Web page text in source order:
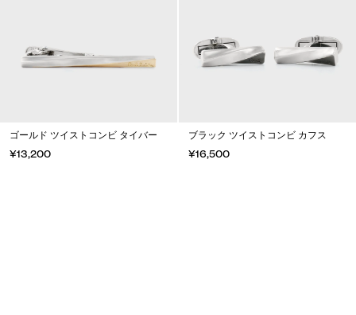
ゴールド ツイストコンビ タイバー
¥13,200
ブラック ツイストコンビ カフス
¥16,500